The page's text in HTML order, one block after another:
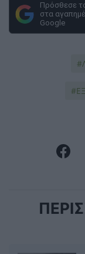
Πρόσθεσε
στα
Google